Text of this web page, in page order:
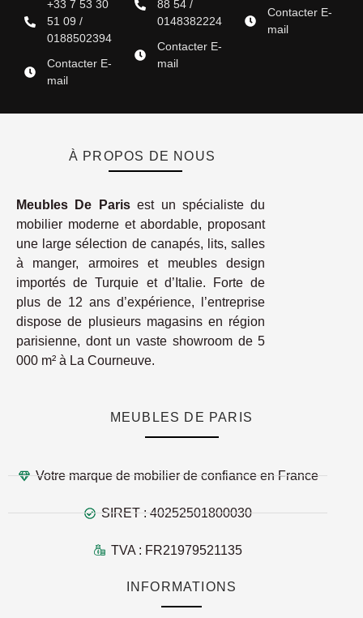
+33 7 53 30
51 09 /
0188502394
Contacter E-
mail
88 54 /
0148382224
Contacter E-
mail
Contacter E-
mail
À PROPOS DE NOUS
Meubles De Parisest un spécialiste du
mobilier moderne et abordable, proposant
une large sélection de canapés, lits, salles
à manger, armoires et meubles design
importés de Turquie et d’Italie. Forte de
plus de 12 ans d’expérience, l’entreprise
dispose de plusieurs magasins en région
parisienne, dont un vaste showroom de 5
000 m² à La Courneuve.
MEUBLES DE PARIS
Votre marque de mobilier de confiance en France
SIRET : 40252501800030
TVA : FR21979521135
INFORMATIONS